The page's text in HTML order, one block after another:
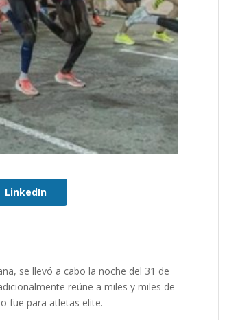
LinkedIn
se llevó a cabo la noche del 31 de
reúne a miles y miles de
fue para atletas elite.